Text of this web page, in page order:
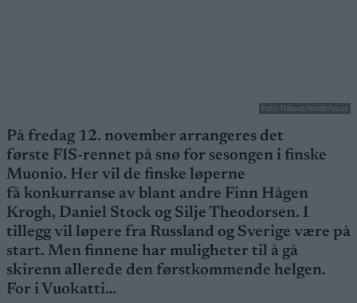
Foto: Thibaut/NordicFocus
På fredag 12. november arrangeres det
første FIS-rennet på snø for sesongen i finske
Muonio. Her vil de finske løperne
få konkurranse av blant andre Finn Hågen
Krogh, Daniel Stock og Silje Theodorsen. I
tillegg vil løpere fra Russland og Sverige være på
start. Men finnene har muligheter til å gå
skirenn allerede den førstkommende helgen.
For i Vuokatti…